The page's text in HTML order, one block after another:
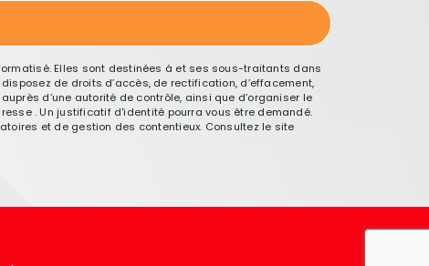
Elles sont destinées à et ses sous-traitants dans
de droits d’accès, de rectification, d’effacement,
d’une autorité de contrôle, ainsi que d’organiser le
. Un justificatif d'identité pourra vous être demandé.
et de gestion des contentieux. Consultez le site